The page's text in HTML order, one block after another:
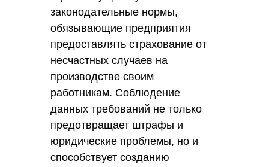
законодательные нормы,
обязывающие предприятия
предоставлять страхование от
несчастных случаев на
производстве своим
работникам. Соблюдение
данных требований не только
предотвращает штрафы и
юридические проблемы, но и
способствует созданию